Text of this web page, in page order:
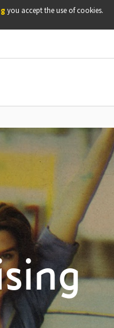
you accept the use of cookies.